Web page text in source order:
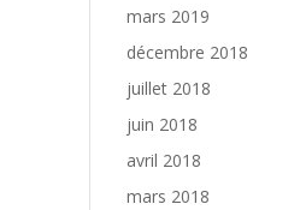
mars 2019
décembre 2018
juillet 2018
juin 2018
avril 2018
mars 2018